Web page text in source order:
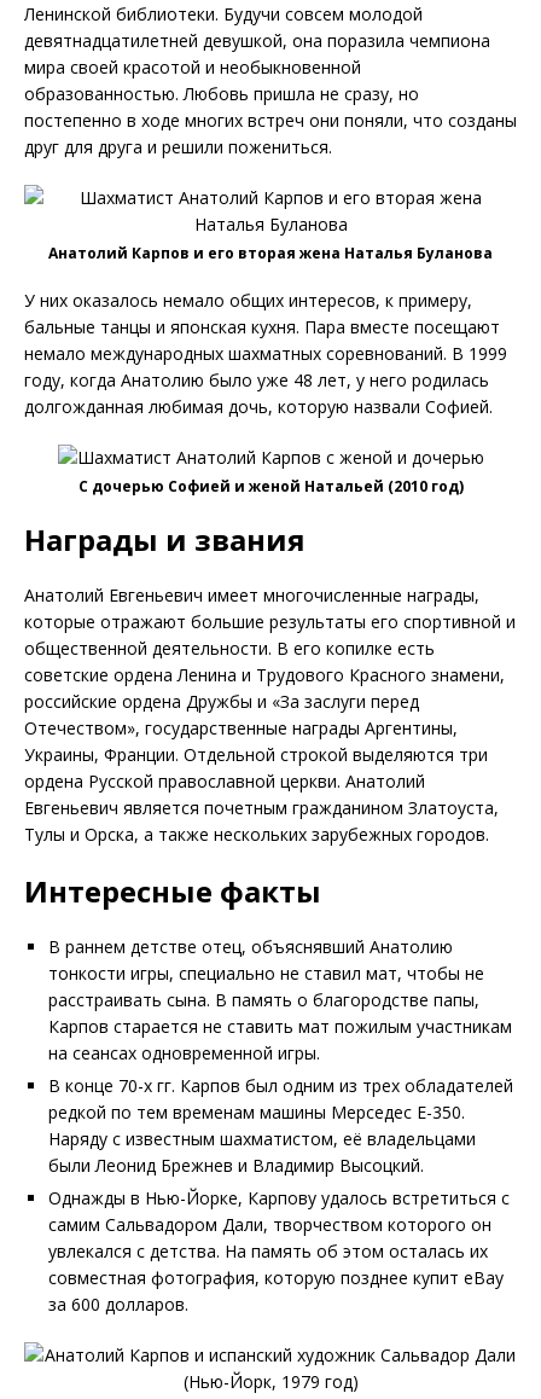
Ленинской библиотеки. Будучи совсем молодой
девятнадцатилетней девушкой, она поразила чемпиона
мира своей красотой и необыкновенной
образованностью. Любовь пришла не сразу, но
постепенно в ходе многих встреч они поняли, что созданы
друг для друга и решили пожениться.
Анатолий Карпов и его вторая жена Наталья Буланова
У них оказалось немало общих интересов, к примеру,
бальные танцы и японская кухня. Пара вместе посещают
немало международных шахматных соревнований. В 1999
году, когда Анатолию было уже 48 лет, у него родилась
долгожданная любимая дочь, которую назвали Софией.
С дочерью Софией и женой Натальей (2010 год)
Награды и звания
Анатолий Евгеньевич имеет многочисленные награды,
которые отражают большие результаты его спортивной и
общественной деятельности. В его копилке есть
советские ордена Ленина и Трудового Красного знамени,
российские ордена Дружбы и «За заслуги перед
Отечеством», государственные награды Аргентины,
Украины, Франции. Отдельной строкой выделяются три
ордена Русской православной церкви. Анатолий
Евгеньевич является почетным гражданином Златоуста,
Тулы и Орска, а также нескольких зарубежных городов.
Интересные факты
В раннем детстве отец, объяснявший Анатолию
тонкости игры, специально не ставил мат, чтобы не
расстраивать сына. В память о благородстве папы,
Карпов старается не ставить мат пожилым участникам
на сеансах одновременной игры.
В конце 70-х гг. Карпов был одним из трех обладателей
редкой по тем временам машины Мерседес Е-350.
Наряду с известным шахматистом, её владельцами
были Леонид Брежнев и Владимир Высоцкий.
Однажды в Нью-Йорке, Карпову удалось встретиться с
самим Сальвадором Дали, творчеством которого он
увлекался с детства. На память об этом осталась их
совместная фотография, которую позднее купит eBay
за 600 долларов.